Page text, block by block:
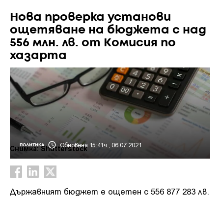
Нова проверка установи
ощетяване на бюджета с над
556 млн. лв. от Комисия по
хазарта
ПОЛИТИКА Обновена 15:41ч., 06.07.2021
Снимка: Shutterstock
Държавният бюджет е ощетен с 556 877 283 лв.